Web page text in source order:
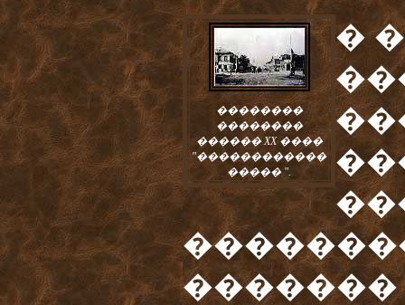
��������
��������
������ XX ����
"������������
����� ".
�
�������